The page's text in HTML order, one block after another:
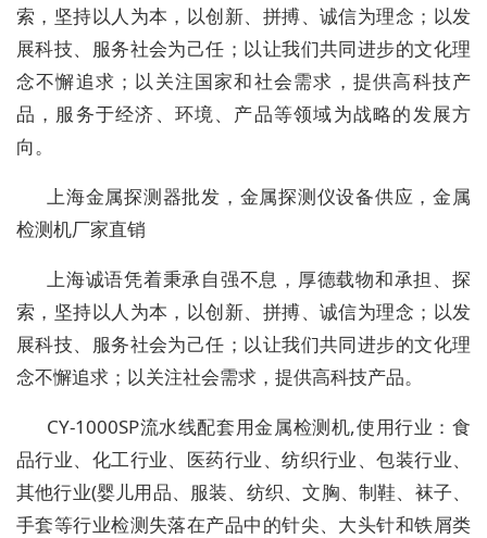
索，坚持以人为本，以创新、拼搏、诚信为理念；以发
展科技、服务社会为己任；以让我们共同进步的文化理
念不懈追求；以关注国家和社会需求，提供高科技产
品，服务于经济、环境、产品等领域为战略的发展方
向。
上海金属探测器批发，金属探测仪设备供应，金属
检测机厂家直销
上海诚语凭着秉承自强不息，厚德载物和承担、探
索，坚持以人为本，以创新、拼搏、诚信为理念；以发
展科技、服务社会为己任；以让我们共同进步的文化理
念不懈追求；以关注社会需求，提供高科技产品。
CY-1000SP流水线配套用金属检测机,使用行业：食
品行业、化工行业、医药行业、纺织行业、包装行业、
其他行业(婴儿用品、服装、纺织、文胸、制鞋、袜子、
手套等行业检测失落在产品中的针尖、大头针和铁屑类